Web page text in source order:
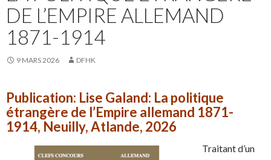
DE L’EMPIRE ALLEMAND
1871-1914
9 MARS 2026 DFHK
Publication: Lise Galand: La politique
étrangère de l’Empire allemand 1871-
1914, Neuilly, Atlande, 2026
Traitant d’un